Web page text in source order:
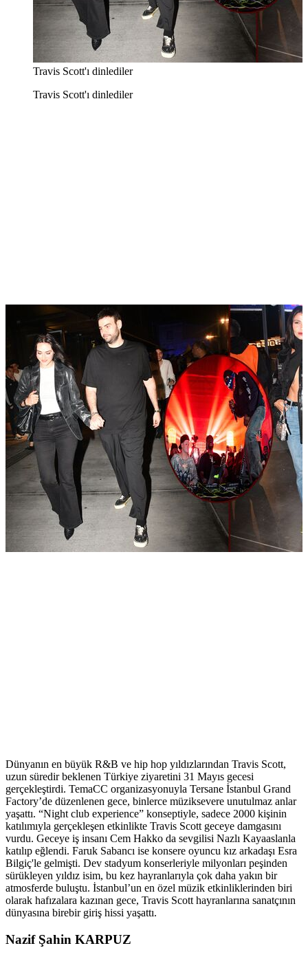
Travis Scott'ı dinlediler
Travis Scott'ı dinlediler
Dünyanın en büyük R&B ve hip hop yıldızlarından Travis Scott,
uzun süredir beklenen Türkiye ziyaretini 31 Mayıs gecesi
gerçekleştirdi. TemaCC organizasyonuyla Tersane İstanbul Grand
Factory’de düzenlenen gece, binlerce müziksevere unutulmaz anlar
yaşattı. “Night club experience” konseptiyle, sadece 2000 kişinin
katılımıyla gerçekleşen etkinlikte Travis Scott geceye damgasını
vurdu. Geceye iş insanı Cem Hakko da sevgilisi Nazlı Kayaaslanla
katılıp eğlendi. Faruk Sabancı ise konsere oyuncu kız arkadaşı Esra
Bilgiç'le gelmişti. Dev stadyum konserleriyle milyonları peşinden
sürükleyen yıldız isim, bu kez hayranlarıyla çok daha yakın bir
atmosferde buluştu. İstanbul’un en özel müzik etkinliklerinden biri
olarak hafızalara kazınan gece, Travis Scott hayranlarına sanatçının
dünyasına birebir giriş hissi yaşattı.
Nazif Şahin KARPUZ